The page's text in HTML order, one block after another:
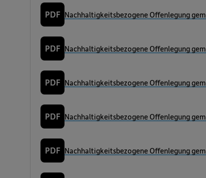
PDF Nachhaltigkeitsbezogene Offenlegung
PDF Nachhaltigkeitsbezogene Offenlegung
PDF Nachhaltigkeitsbezogene Offenlegung
PDF Nachhaltigkeitsbezogene Offenlegung
PDF Nachhaltigkeitsbezogene Offenlegung